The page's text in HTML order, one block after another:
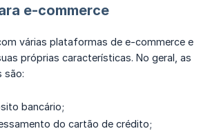
e-commerce
várias plataformas de e-commerce e
próprias características. No geral, as
são:
bancário;
do cartão de crédito;